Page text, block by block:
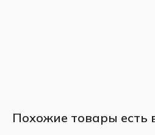
Похожие товары есть